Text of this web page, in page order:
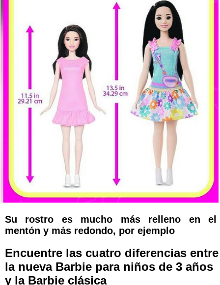
Su rostro es mucho más relleno en el
mentón y más redondo, por ejemplo
Encuentre las cuatro diferencias entre
la nueva Barbie para niños de 3 años
y la Barbie clásica